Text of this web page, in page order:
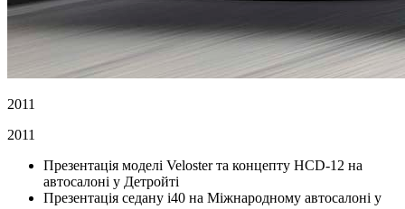
2011
2011
Презентація моделі Veloster та концепту HCD-12 на
автосалоні у Детройті
Презентація седану i40 на Міжнародному автосалоні у